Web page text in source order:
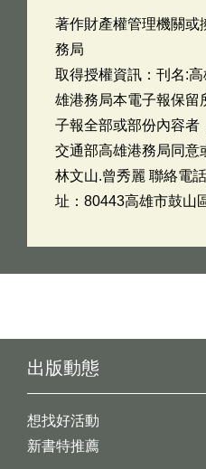
著作財產權管理機關或
務局
取得授權資訊：刊名:
雄港務局本電子報保留
子報全部或部份內容者
交通部高雄港務局同意
林文山.曾秀麗 聯絡電
址：80443高雄市鼓山
出版動態
想找好活動
新書特推薦